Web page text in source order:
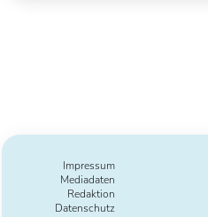
Impressum
Mediadaten
Redaktion
Datenschutz